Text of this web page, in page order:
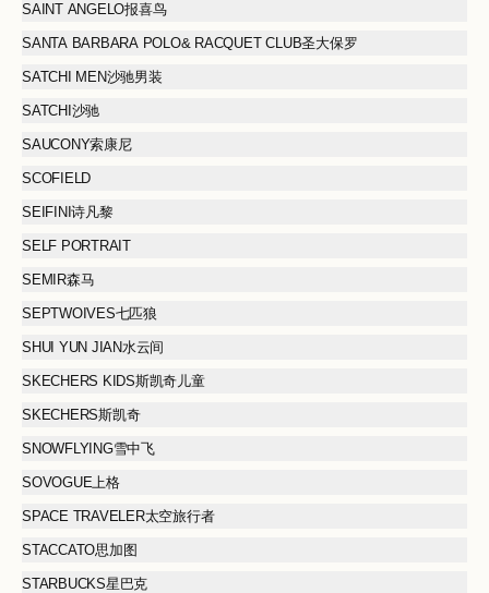
SAINT ANGELO报喜鸟
SANTA BARBARA POLO& RACQUET CLUB圣大保罗
SATCHI MEN沙驰男装
SATCHI沙驰
SAUCONY索康尼
SCOFIELD
SEIFINI诗凡黎
SELF PORTRAIT
SEMIR森马
SEPTWOIVES七匹狼
SHUI YUN JIAN水云间
SKECHERS KIDS斯凯奇儿童
SKECHERS斯凯奇
SNOWFLYING雪中飞
SOVOGUE上格
SPACE TRAVELER太空旅行者
STACCATO思加图
STARBUCKS星巴克